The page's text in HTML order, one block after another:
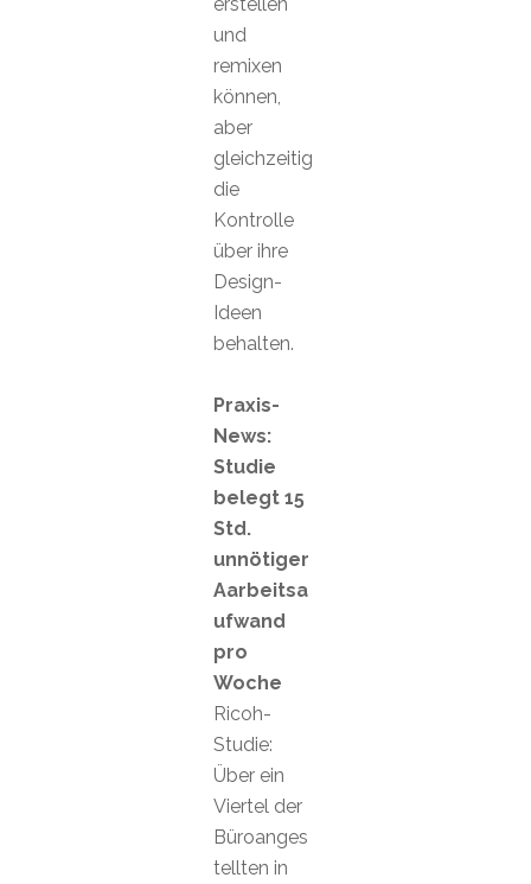
und
remixen
können,
aber
gleichzeitig
die
Kontrolle
über ihre
Design-
Ideen
behalten.
Praxis-
News:
Studie
belegt 15
Std.
unnötiger
Aarbeitsa
ufwand
pro
Woche
Ricoh-
Studie:
Über ein
Viertel der
Büroanges
tellten in